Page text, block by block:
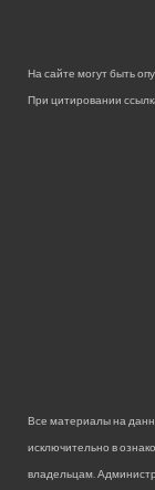
На сайте могут быть
При цитировании
Все материалы на
исключительно в
владельцам.